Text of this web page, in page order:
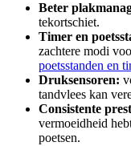
Beter
tekortschiet.
Timer en
zachtere modi
poetsstanden en
Druksensoren:
tandvlees kan
Consistente
vermoeidheid
poetsen.